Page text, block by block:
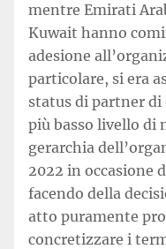
mentre Emirati
Kuwait hanno
adesione
particolare, si era
status di partner di
più basso livello di
gerarchia
2022 in occasione
facendo della
atto puramente
concretizzare i